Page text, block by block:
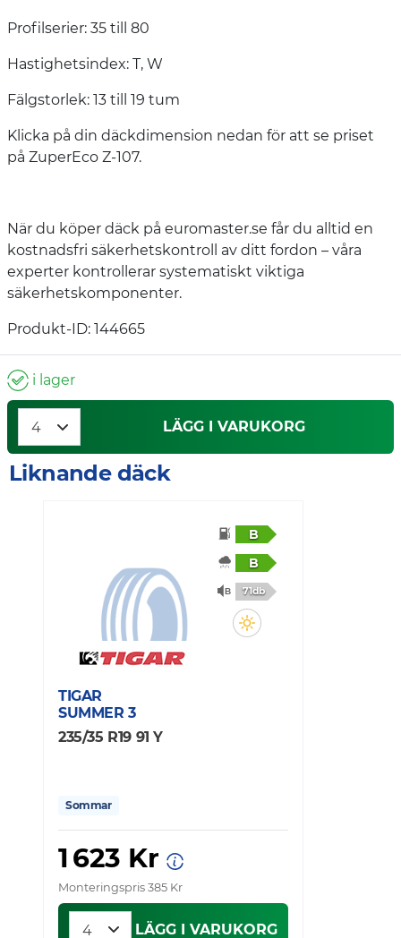
Profilserier: 35 till 80
Hastighetsindex: T, W
Fälgstorlek: 13 till 19 tum
Klicka på din däckdimension nedan för att se priset
på ZuperEco Z-107.
När du köper däck på euromaster.se får du alltid en
kostnadsfri säkerhetskontroll av ditt fordon – våra
experter kontrollerar systematiskt viktiga
säkerhetskomponenter.
Produkt-ID: 144665
i lager
LÄGG I VARUKORG
Liknande däck
B
B
71db
TIGAR
SUMMER 3
235/35 R19 91 Y
Sommar
1 623 Kr
Monteringspris 385 Kr
LÄGG I VARUKORG